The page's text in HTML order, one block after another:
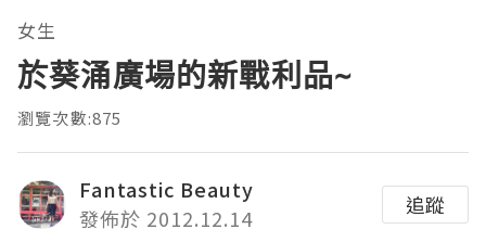
女生
於葵涌廣場的新戰利品~
瀏覽次數:875
Fantastic Beauty
發佈於 2012.12.14
追蹤